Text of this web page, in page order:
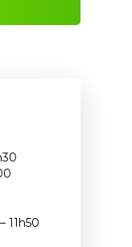
11h50
Vélorail d’Allègre
groupes